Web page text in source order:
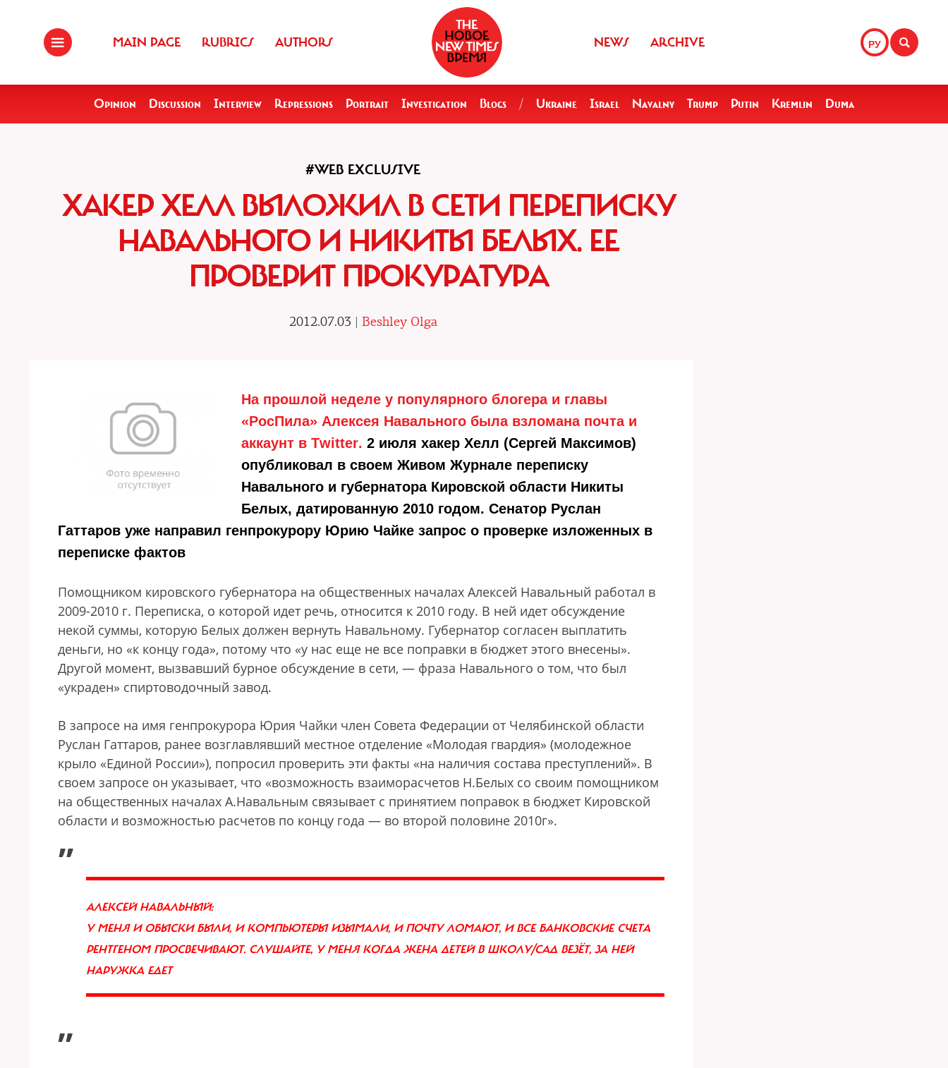
MAIN PAGE RUBRICS AUTHORS РУ
NEWS ARCHIVE
Opinion Discussion Interview Repressions Portrait Investigation Blogs / Ukraine Israel Navalny Trump Putin Kremlin Duma
#WEB EXCLUSIVE
ХАКЕР ХЕЛЛ ВЫЛОЖИЛ В CЕТИ ПЕРЕПИСКУ
НАВАЛЬНОГО И НИКИТЫ БЕЛЫХ. ЕЕ
ПРОВЕРИТ ПРОКУРАТУРА
2012.07.03 | Beshley Olga
На прошлой неделе у популярного блогера и главы
«РосПила» Алексея Навального была взломана почта и
аккаунт в Twitter. 2 июля хакер Хелл (Сергей Максимов)
опубликовал в своем Живом Журнале переписку
Навального и губернатора Кировской области Никиты
Белых, датированную 2010 годом. Сенатор Руслан
Гаттаров уже направил генпрокурору Юрию Чайке запрос о проверке изложенных в
переписке фактов
Помощником кировского губернатора на общественных началах Алексей Навальный работал в
2009-2010 г. Переписка, о которой идет речь, относится к 2010 году. В ней идет обсуждение
некой суммы, которую Белых должен вернуть Навальному. Губернатор согласен выплатить
деньги, но «к концу года», потому что «у нас еще не все поправки в бюджет этого внесены».
Другой момент, вызвавший бурное обсуждение в сети, — фраза Навального о том, что был
«украден» спиртоводочный завод.
В запросе на имя генпрокурора Юрия Чайки член Совета Федерации от Челябинской области
Руслан Гаттаров, ранее возглавлявший местное отделение «Молодая гвардия» (молодежное
крыло «Единой России»), попросил проверить эти факты «на наличия состава преступлений». В
своем запросе он указывает, что «возможность взаиморасчетов Н.Белых со своим помощником
на общественных началах А.Навальным связывает с принятием поправок в бюджет Кировской
области и возможностью расчетов по концу года — во второй половине 2010г».
„
АЛЕКСЕЙ НАВАЛЬНЫЙ:
У МЕНЯ И ОБЫСКИ БЫЛИ, И КОМПЬЮТЕРЫ ИЗЫМАЛИ, И ПОЧТУ ЛОМАЮТ, И ВСЕ БАНКОВСКИЕ СЧЕТА
РЕНТГЕНОМ ПРОСВЕЧИВАЮТ. СЛУШАЙТЕ, У МЕНЯ КОГДА ЖЕНА ДЕТЕЙ В ШКОЛУ/САД ВЕЗЁТ, ЗА НЕЙ
НАРУЖКА ЕДЕТ
”